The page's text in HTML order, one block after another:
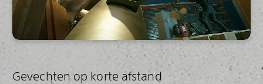
Gevechten op korte afstand